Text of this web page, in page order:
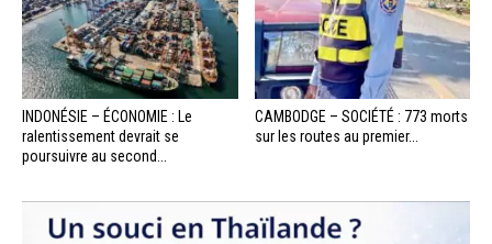
INDONÉSIE – ÉCONOMIE : Le
ralentissement devrait se
poursuivre au second...
CAMBODGE – SOCIÉTÉ : 773 morts
sur les routes au premier...